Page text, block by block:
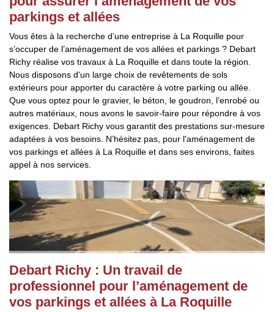
parkings et allées
Vous êtes à la recherche d’une entreprise à La Roquille pour
s’occuper de l’aménagement de vos allées et parkings ? Debart
Richy réalise vos travaux à La Roquille et dans toute la région.
Nous disposons d'un large choix de revêtements de sols
extérieurs pour apporter du caractère à votre parking ou allée.
Que vous optez pour le gravier, le béton, le goudron, l’enrobé ou
autres matériaux, nous avons le savoir-faire pour répondre à vos
exigences. Debart Richy vous garantit des prestations sur-mesure
adaptées à vos besoins. N’hésitez pas, pour l'aménagement de
vos parkings et allées à La Roquille et dans ses environs, faites
appel à nos services.
Debart Richy : Un travail de
professionnel pour l’aménagement de
vos parkings et allées à La Roquille